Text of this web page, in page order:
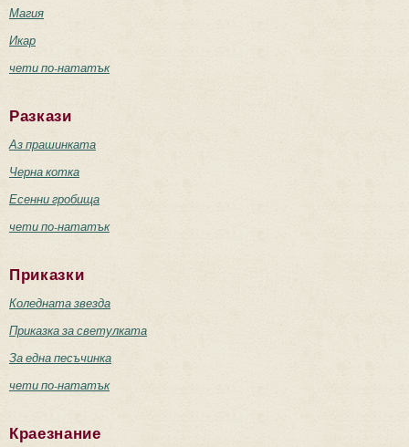
Магия
Икар
чети по-нататък
Разкази
Аз прашинката
Черна котка
Есенни гробища
чети по-нататък
Приказки
Коледната звезда
Приказка за светулката
За една песъчинка
чети по-нататък
Краезнание